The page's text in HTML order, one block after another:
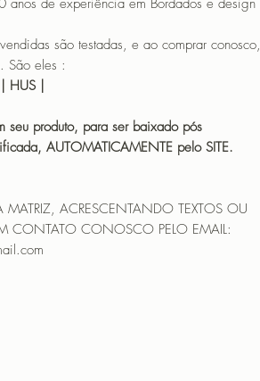
anos de experiência em Bordados e design
são testadas, e ao comprar conosco,
São eles :
HUS |
seu produto, para ser baixado pós
AUTOMATICAMENTE pelo SITE.
MATRIZ, ACRESCENTANDO TEXTOS OU
CONTATO CONOSCO PELO EMAIL: